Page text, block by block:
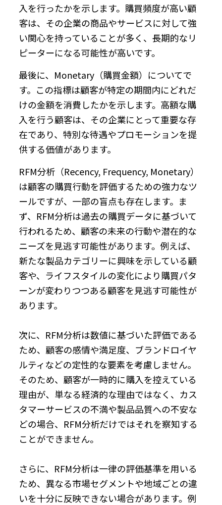
入を行ったかを示します。購買頻度が高い顧
客は、その企業の商品やサービスに対して強
い関心を持っていることが多く、長期的なリ
ピーターになる可能性が高いです。
最後に、Monetary（購買金額）についてで
す。この指標は顧客が特定の期間内にどれだ
けの金額を消費したかを示します。高額な購
入を行う顧客は、その企業にとって重要な存
在であり、特別な待遇やプロモーションを提
供する価値があります。
RFM分析（Recency, Frequency, Monetary）
は顧客の購買行動を評価するための強力なツ
ールですが、一部の盲点も存在します。ま
ず、RFM分析は過去の購買データに基づいて
行われるため、顧客の未来の行動や潜在的な
ニーズを見逃す可能性があります。例えば、
新たな製品カテゴリーに興味を示している顧
客や、ライフスタイルの変化により購買パタ
ーンが変わりつつある顧客を見逃す可能性が
あります。
次に、RFM分析は数値に基づいた評価である
ため、顧客の感情や満足度、ブランドロイヤ
ルティなどの定性的な要素を考慮しません。
そのため、顧客が一時的に購入を控えている
理由が、単なる経済的な理由ではなく、カス
タマーサービスの不満や製品品質への不安な
どの場合、RFM分析だけではそれを察知する
ことができません。
さらに、RFM分析は一律の評価基準を用いる
ため、異なる市場セグメントや地域ごとの違
いを十分に反映できない場合があります。例